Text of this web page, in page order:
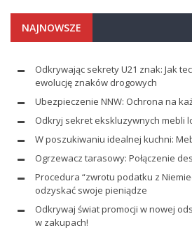
NAJNOWSZE
Odkrywając sekrety U21 znak: Jak
ewolucję znaków drogowych
Ubezpieczenie NNW: Ochrona na
Odkryj sekret ekskluzywnych mebli
W poszukiwaniu idealnej kuchni:
Ogrzewacz tarasowy: Połączenie
Procedura “zwrotu podatku z
odzyskać swoje pieniądze
Odkrywaj świat promocji w nowej
w zakupach!